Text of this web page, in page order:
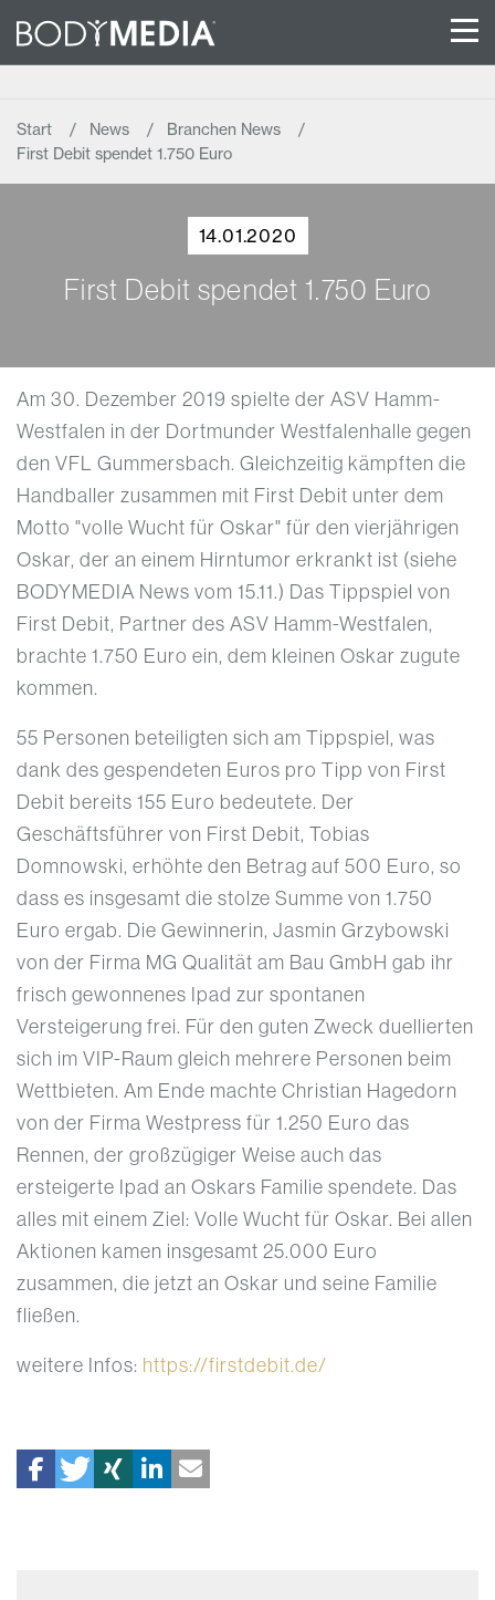
Start News
Branchen News
First Debit spendet 1.750 Euro
14.01.2020
First Debit spendet 1.750 Euro
Am 30. Dezember 2019 spielte der ASV Hamm-
Westfalen in der Dortmunder Westfalenhalle gegen
den VFL Gummersbach. Gleichzeitig kämpften die
Handballer zusammen mit First Debit unter dem
Motto "volle Wucht für Oskar" für den vierjährigen
Oskar, der an einem Hirntumor erkrankt ist (siehe
BODYMEDIA News vom 15.11.) Das Tippspiel von
First Debit, Partner des ASV Hamm-Westfalen,
brachte 1.750 Euro ein, dem kleinen Oskar zugute
kommen.
55 Personen beteiligten sich am Tippspiel, was
dank des gespendeten Euros pro Tipp von First
Debit bereits 155 Euro bedeutete. Der
Geschäftsführer von First Debit, Tobias
Domnowski, erhöhte den Betrag auf 500 Euro, so
dass es insgesamt die stolze Summe von 1.750
Euro ergab. Die Gewinnerin, Jasmin Grzybowski
von der Firma MG Qualität am Bau GmbH gab ihr
frisch gewonnenes Ipad zur spontanen
Versteigerung frei. Für den guten Zweck duellierten
sich im VIP-Raum gleich mehrere Personen beim
Wettbieten. Am Ende machte Christian Hagedorn
von der Firma Westpress für 1.250 Euro das
Rennen, der großzügiger Weise auch das
ersteigerte Ipad an Oskars Familie spendete. Das
alles mit einem Ziel: Volle Wucht für Oskar. Bei allen
Aktionen kamen insgesamt 25.000 Euro
zusammen, die jetzt an Oskar und seine Familie
fließen.
weitere Infos: https://firstdebit.de/